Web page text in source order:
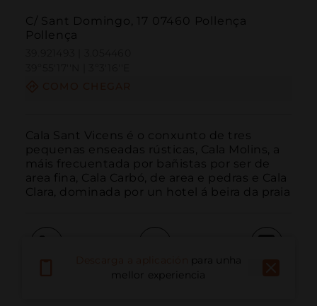
C/ Sant Domingo, 17 07460 Pollença
Pollença
Cala Sant Vicens é o conxunto de tres
pequenas enseadas rústicas, Cala Molins, a
máis frecuentada por bañistas por ser de
area fina, Cala Carbó, de area e pedras e Cala
Clara, dominada por un hotel á beira da praia
Correo electrónico
para unha
mellor experiencia